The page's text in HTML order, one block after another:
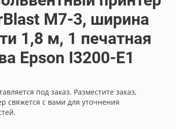
M7-3, ширина
1,8 м, 1 печатная
Epson I3200-E1
под заказ. Разместите заказ,
свяжется с вами для уточнения